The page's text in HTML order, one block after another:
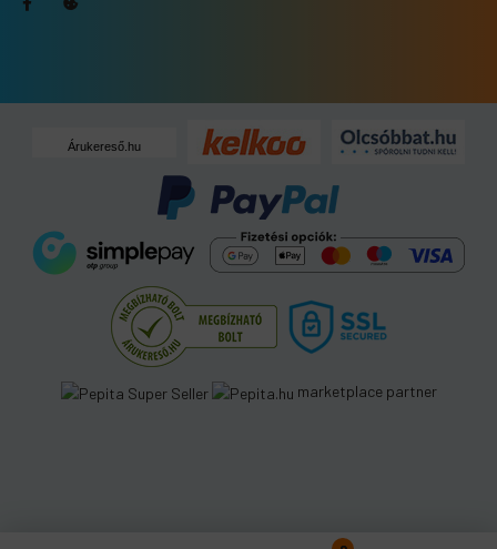
Árukereső.hu
marketplace partner